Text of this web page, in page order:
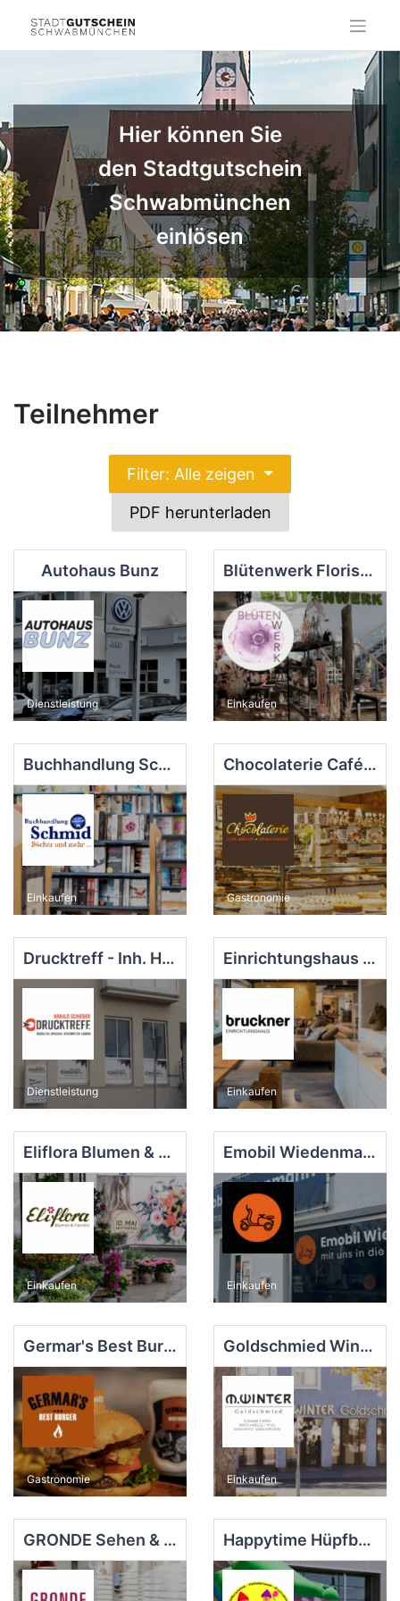
content
Hier können Sie
den Stadtgutschein
Schwabmünchen
einlösen
Teilnehmer
Filter: Alle zeigen
PDF herunterladen
Autohaus Bunz
Dienstleistung
Blütenwerk Floristik
Einkaufen
Buchhandlung Schmid
Einkaufen
Chocolaterie Café Müller
Gastronomie
Drucktreff - Inh. Harald Schieber
Dienstleistung
Einrichtungshaus Bruckner
Einkaufen
Eliflora Blumen & Floristik e.K.
Einkaufen
Emobil Wiedenmann
Einkaufen
Germar's Best Burger
Gastronomie
Goldschmied Winter Michael e.K.
Einkaufen
GRONDE Sehen & Hören Happytime Hüpfburgverleih